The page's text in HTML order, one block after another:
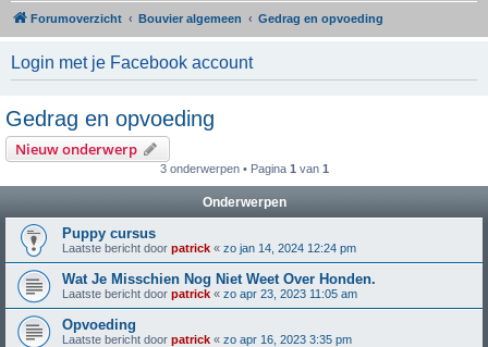
Forumoverzicht Bouvier algemeen Gedrag en opvoeding
Login met je Facebook account
Gedrag en opvoeding
Nieuw onderwerp
3 onderwerpen • Pagina 1 van 1
Onderwerpen
Puppy cursus
Laatste bericht door patrick « zo jan 14, 2024 12:24 pm
Wat Je Misschien Nog Niet Weet Over Honden.
Laatste bericht door patrick « zo apr 23, 2023 11:05 am
Opvoeding
Laatste bericht door patrick « zo apr 16, 2023 3:35 pm